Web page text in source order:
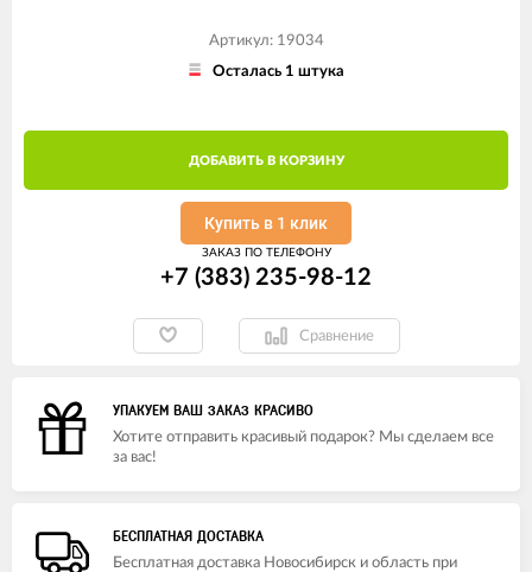
Артикул: 19034
Осталась 1 штука
ДОБАВИТЬ В КОРЗИНУ
Купить в 1 клик
ЗАКАЗ ПО ТЕЛЕФОНУ
+7 (383) 235-98-12
Сравнение
УПАКУЕМ ВАШ ЗАКАЗ КРАСИВО
Хотите отправить красивый подарок? Мы сделаем все
за вас!
БЕСПЛАТНАЯ ДОСТАВКА
Бесплатная доставка Новосибирск и область при